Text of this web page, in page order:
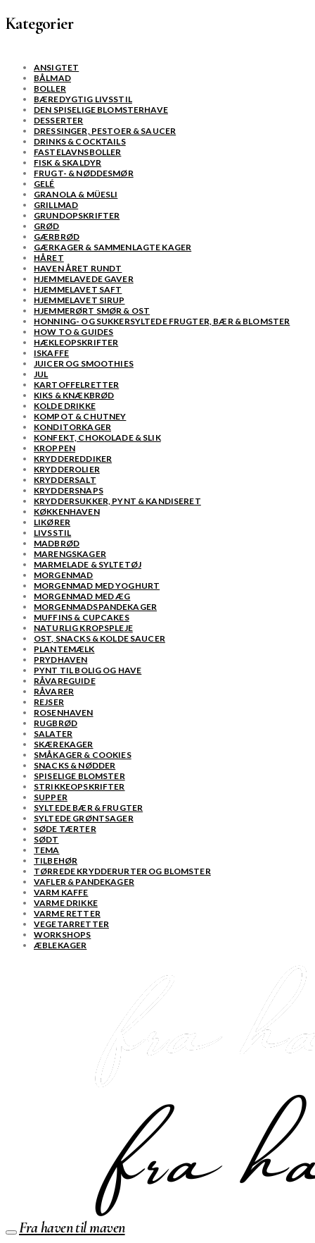
Kategorier
ANSIGTET
BÅLMAD
BOLLER
BÆREDYGTIG LIVSSTIL
DEN SPISELIGE BLOMSTERHAVE
DESSERTER
DRESSINGER, PESTOER & SAUCER
DRINKS & COCKTAILS
FASTELAVNSBOLLER
FISK & SKALDYR
FRUGT- & NØDDESMØR
GELÉ
GRANOLA & MÜESLI
GRILLMAD
GRUNDOPSKRIFTER
GRØD
GÆRBRØD
GÆRKAGER & SAMMENLAGTE KAGER
HÅRET
HAVEN ÅRET RUNDT
HJEMMELAVEDE GAVER
HJEMMELAVET SAFT
HJEMMELAVET SIRUP
HJEMMERØRT SMØR & OST
HONNING- OG SUKKERSYLTEDE FRUGTER, BÆR & BLOMSTER
HOW TO & GUIDES
HÆKLEOPSKRIFTER
ISKAFFE
JUICER OG SMOOTHIES
JUL
KARTOFFELRETTER
KIKS & KNÆKBRØD
KOLDE DRIKKE
KOMPOT & CHUTNEY
KONDITORKAGER
KONFEKT, CHOKOLADE & SLIK
KROPPEN
KRYDDEREDDIKER
KRYDDEROLIER
KRYDDERSALT
KRYDDERSNAPS
KRYDDERSUKKER, PYNT & KANDISERET
KØKKENHAVEN
LIKØRER
LIVSSTIL
MADBRØD
MARENGSKAGER
MARMELADE & SYLTETØJ
MORGENMAD
MORGENMAD MED YOGHURT
MORGENMAD MED ÆG
MORGENMADSPANDEKAGER
MUFFINS & CUPCAKES
NATURLIG KROPSPLEJE
OST, SNACKS & KOLDE SAUCER
PLANTEMÆLK
PRYDHAVEN
PYNT TIL BOLIG OG HAVE
RÅVAREGUIDE
RÅVARER
REJSER
ROSENHAVEN
RUGBRØD
SALATER
SKÆREKAGER
SMÅKAGER & COOKIES
SNACKS & NØDDER
SPISELIGE BLOMSTER
STRIKKEOPSKRIFTER
SUPPER
SYLTEDE BÆR & FRUGTER
SYLTEDE GRØNTSAGER
SØDE TÆRTER
SØDT
TEMA
TILBEHØR
TØRREDE KRYDDERURTER OG BLOMSTER
VAFLER & PANDEKAGER
VARM KAFFE
VARME DRIKKE
VARME RETTER
VEGETARRETTER
WORKSHOPS
ÆBLEKAGER
Fra haven til maven